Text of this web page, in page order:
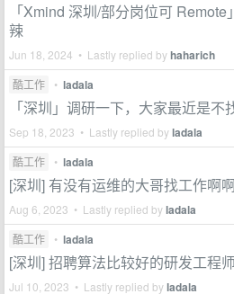
「Xmind 深圳/部分岗位可
辣
Jun 18, 2024 • Lastly replied byhaharich
酷工作 • ladala
「深圳」调研一下，大家最近是不
Sep 18, 2023 • Lastly replied byladala
酷工作 • ladala
[深圳] 有没有运维的大哥找工作啊
Aug 6, 2023 • Lastly replied byladala
酷工作 • ladala
[深圳] 招聘算法比较好的研发工程师
Jul 10, 2023 • Lastly replied byladala